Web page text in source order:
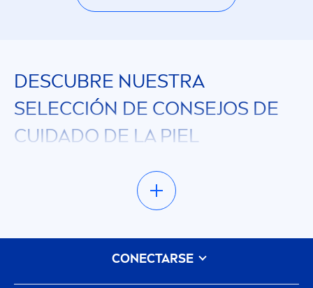
DESCUBRE NUESTRA
SELECCIÓN DE CONSEJOS DE
CUIDADO DE LA PIEL
En esta página, encontrarás la línea completa de
. Encuentra el producto ideal,
cualquiera sea tu necesidad. Utiliza nuestro filtro
producto que desees. Consulta nuestra sección
de consejos e inspírate con nuestros artículos
CONECTARSE